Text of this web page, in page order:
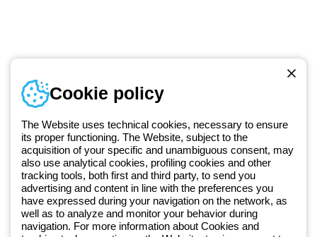
Od 2025 roku firma Beghelli jest częścią Grupy GEWISS, działając w
ramach ekosystemu GEWISS LightZone, w którym tworzymy
zintegrowane rozwiązania oświetleniowe, przekształcające
złożoność w prostotę oraz wspierające profesjonalistów i
użytkowników w realizacji ich potrzeb.Dowiedz się więcej o GEWISS
Numer telefonu
Od poniedziałku do piątku w godzinach 8:00 do 16:00
+48 32 422 55 79
Cookie policy
The Website uses technical cookies, necessary to ensure
its proper functioning. The Website, subject to the
acquisition of your specific and unambiguous consent, may
also use analytical cookies, profiling cookies and other
tracking tools, both first and third party, to send you
advertising and content in line with the preferences you
have expressed during your navigation on the network, as
well as to analyze and monitor your behavior during
navigation. For more information about Cookies and